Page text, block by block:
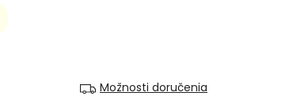
Možnosti doručenia